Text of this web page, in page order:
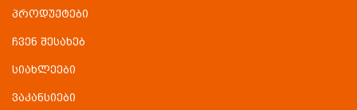
პროდუქტები
ჩვენ შესახებ
სიახლეები
ვაკანსიები